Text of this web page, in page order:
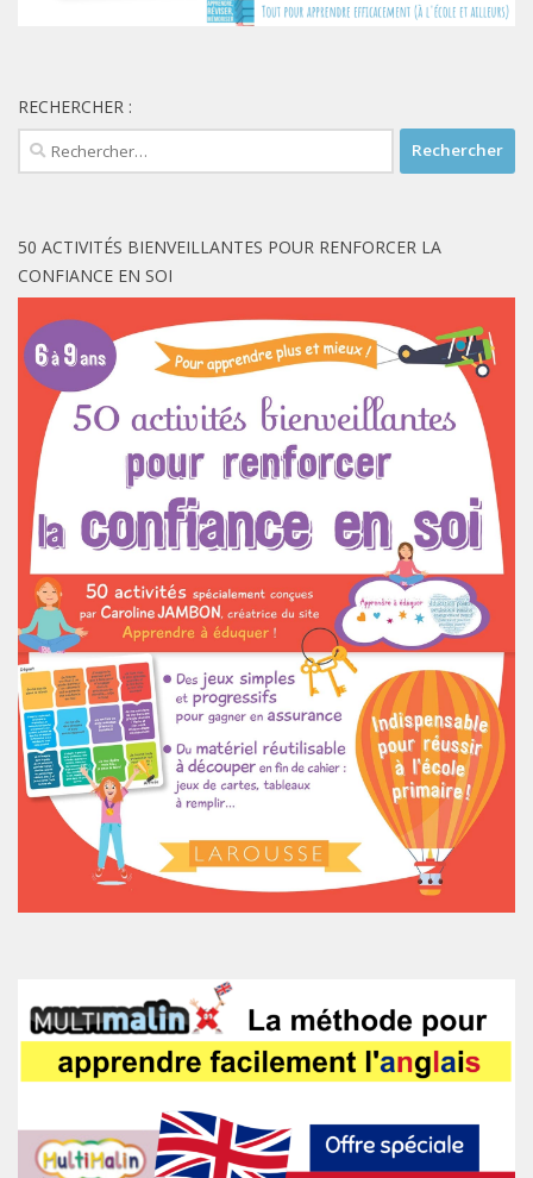
RECHERCHER :
Rechercher :
50 ACTIVITÉS BIENVEILLANTES POUR RENFORCER LA
CONFIANCE EN SOI